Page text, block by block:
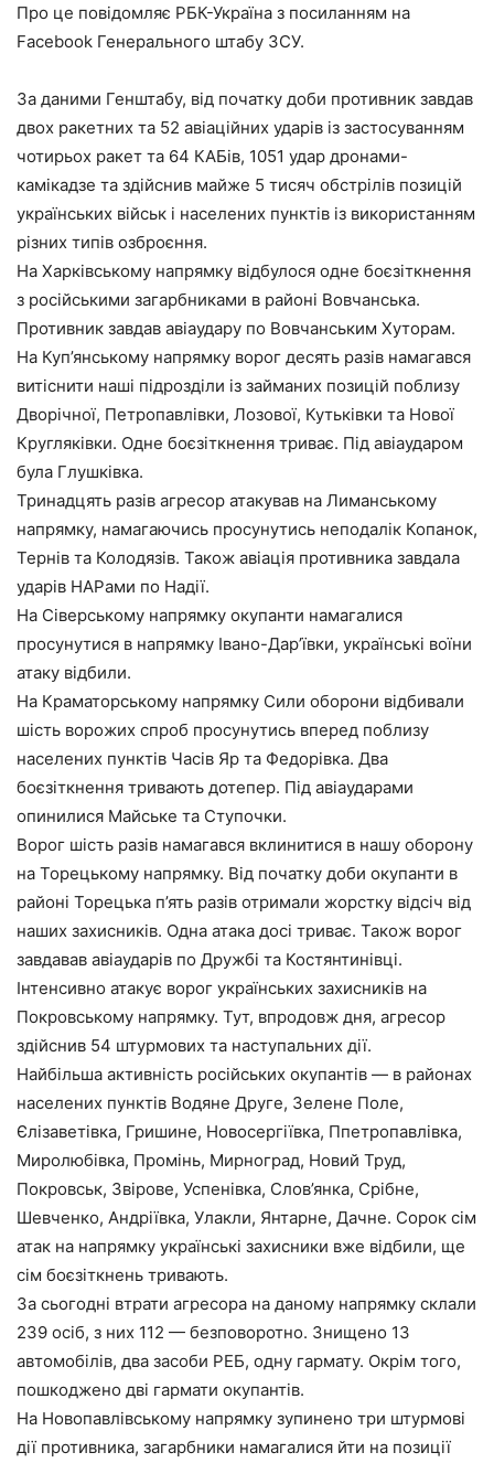
Про це повідомляє РБК-Україна з посиланням на
Facebook Генерального штабу ЗСУ.
За даними Генштабу, від початку доби противник завдав
двох ракетних та 52 авіаційних ударів із застосуванням
чотирьох ракет та 64 КАБів, 1051 удар дронами-
камікадзе та здійснив майже 5 тисяч обстрілів позицій
українських військ і населених пунктів із використанням
різних типів озброєння.
На Харківському напрямку відбулося одне боєзіткнення
з російськими загарбниками в районі Вовчанська.
Противник завдав авіаудару по Вовчанським Хуторам.
На Куп’янському напрямку ворог десять разів намагався
витіснити наші підрозділи із займаних позицій поблизу
Дворічної, Петропавлівки, Лозової, Кутьківки та Нової
Кругляківки. Одне боєзіткнення триває. Під авіаударом
була Глушківка.
Тринадцять разів агресор атакував на Лиманському
напрямку, намагаючись просунутись неподалік Копанок,
Тернів та Колодязів. Також авіація противника завдала
ударів НАРами по Надії.
На Сіверському напрямку окупанти намагалися
просунутися в напрямку Івано-Дар’ївки, українські воїни
атаку відбили.
На Краматорському напрямку Сили оборони відбивали
шість ворожих спроб просунутись вперед поблизу
населених пунктів Часів Яр та Федорівка. Два
боєзіткнення тривають дотепер. Під авіаударами
опинилися Майське та Ступочки.
Ворог шість разів намагався вклинитися в нашу оборону
на Торецькому напрямку. Від початку доби окупанти в
районі Торецька п’ять разів отримали жорстку відсіч від
наших захисників. Одна атака досі триває. Також ворог
завдавав авіаударів по Дружбі та Костянтинівці.
Інтенсивно атакує ворог українських захисників на
Покровському напрямку. Тут, впродовж дня, агресор
здійснив 54 штурмових та наступальних дії.
Найбільша активність російських окупантів — в районах
населених пунктів Водяне Друге, Зелене Поле,
Єлізаветівка, Гришине, Новосергіївка, Ппетропавлівка,
Миролюбівка, Промінь, Мирноград, Новий Труд,
Покровськ, Звірове, Успенівка, Слов’янка, Срібне,
Шевченко, Андріївка, Улакли, Янтарне, Дачне. Сорок сім
атак на напрямку українські захисники вже відбили, ще
сім боєзіткнень тривають.
За сьогодні втрати агресора на даному напрямку склали
239 осіб, з них 112 — безповоротно. Знищено 13
автомобілів, два засоби РЕБ, одну гармату. Окрім того,
пошкоджено дві гармати окупантів.
На Новопавлівському напрямку зупинено три штурмові
дії противника, загарбники намагалися йти на позиції